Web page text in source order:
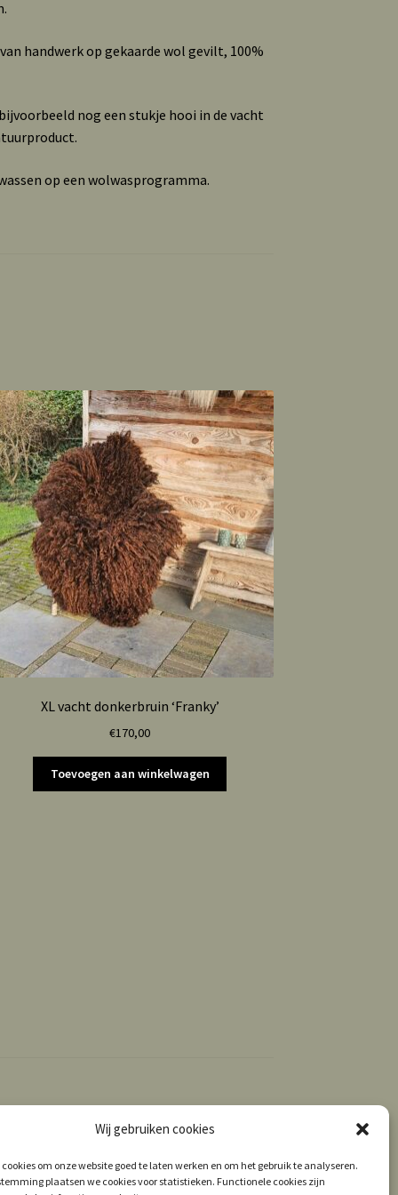
Wij gebruiken cookies
om onze website goed te laten werken en om het gebruik te analyseren.
plaatsen we cookies voor statistieken. Functionele cookies zijn
handwerk op gekaarde wol gevilt, 100%
nog een stukje hooi in de vacht
op een wolwasprogramma.
XL vacht donkerbruin ‘Franky’
€170,00
Toevoegen aan winkelwagen